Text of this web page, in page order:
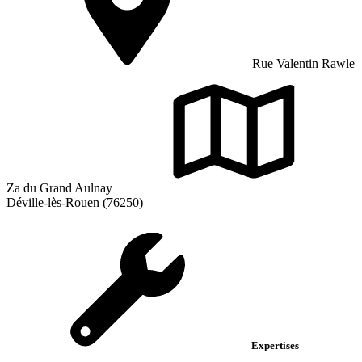
Rue Valentin Rawle
Za du Grand Aulnay
Déville-lès-Rouen (76250)
Expertises